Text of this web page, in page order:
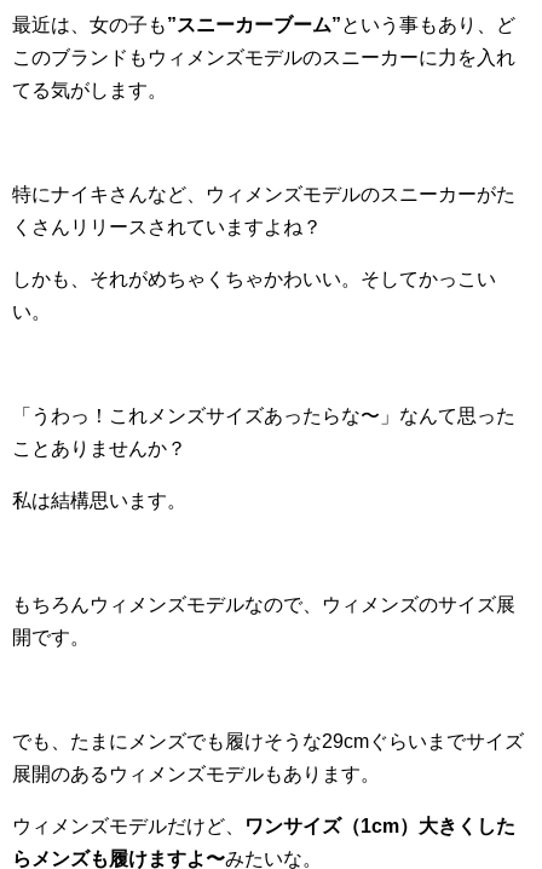
最近は、女の子も”スニーカーブーム” という事もあり、ど
このブランドもウィメンズモデルのスニーカーに力を入れ
てる気がします。
特にナイキさんなど、ウィメンズモデルのスニーカーがた
くさんリリースされていますよね？
しかも、それがめちゃくちゃかわいい。そしてかっこい
い。
「うわっ！これメンズサイズあったらな〜」なんて思った
ことありませんか？
私は結構思います。
もちろんウィメンズモデルなので、ウィメンズのサイズ展
開です。
でも、たまにメンズでも履けそうな29cmぐらいまでサイズ
展開のあるウィメンズモデルもあります。
ウィメンズモデルだけど、
ワンサイズ（1cm）大きくした
らメンズも履けますよ〜みたいな。